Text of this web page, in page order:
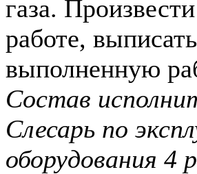
газа.
работе,
выполненную
Состав
Слесарь по
оборудования 4